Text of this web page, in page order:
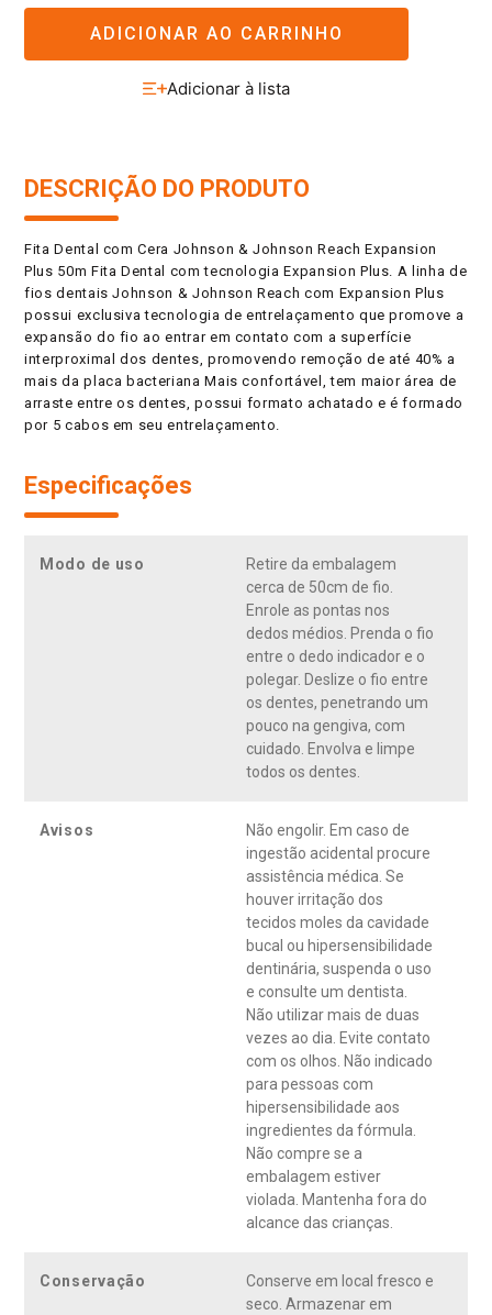
ADICIONAR AO CARRINHO
DESCRIÇÃO DO PRODUTO
Fita Dental com Cera Johnson & Johnson Reach Expansion
Plus 50m Fita Dental com tecnologia Expansion Plus. A linha de
fios dentais Johnson & Johnson Reach com Expansion Plus
possui exclusiva tecnologia de entrelaçamento que promove a
expansão do fio ao entrar em contato com a superfície
interproximal dos dentes, promovendo remoção de até 40% a
mais da placa bacteriana Mais confortável, tem maior área de
arraste entre os dentes, possui formato achatado e é formado
por 5 cabos em seu entrelaçamento.
Especificações
Modo de uso
Retire da embalagem
cerca de 50cm de fio.
Enrole as pontas nos
dedos médios. Prenda o fio
entre o dedo indicador e o
polegar. Deslize o fio entre
os dentes, penetrando um
pouco na gengiva, com
cuidado. Envolva e limpe
todos os dentes.
Avisos
Não engolir. Em caso de
ingestão acidental procure
assistência médica. Se
houver irritação dos
tecidos moles da cavidade
bucal ou hipersensibilidade
dentinária, suspenda o uso
e consulte um dentista.
Não utilizar mais de duas
vezes ao dia. Evite contato
com os olhos. Não indicado
para pessoas com
hipersensibilidade aos
ingredientes da fórmula.
Não compre se a
embalagem estiver
violada. Mantenha fora do
alcance das crianças.
Conservação
Conserve em local fresco e
seco. Armazenar em